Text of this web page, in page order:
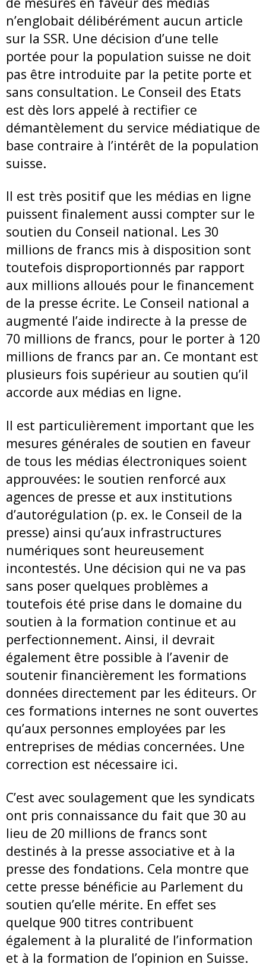
n’englobait délibérément aucun article
sur la SSR. Une décision d’une telle
portée pour la population suisse ne doit
pas être introduite par la petite porte et
sans consultation. Le Conseil des Etats
est dès lors appelé à rectifier ce
démantèlement du service médiatique de
base contraire à l’intérêt de la population
suisse.
Il est très positif que les médias en ligne
puissent finalement aussi compter sur le
soutien du Conseil national. Les 30
millions de francs mis à disposition sont
toutefois disproportionnés par rapport
aux millions alloués pour le financement
de la presse écrite. Le Conseil national a
augmenté l’aide indirecte à la presse de
70 millions de francs, pour le porter à 120
millions de francs par an. Ce montant est
plusieurs fois supérieur au soutien qu’il
accorde aux médias en ligne.
Il est particulièrement important que les
mesures générales de soutien en faveur
de tous les médias électroniques soient
approuvées: le soutien renforcé aux
agences de presse et aux institutions
d’autorégulation (p. ex. le Conseil de la
presse) ainsi qu’aux infrastructures
numériques sont heureusement
incontestés. Une décision qui ne va pas
sans poser quelques problèmes a
toutefois été prise dans le domaine du
soutien à la formation continue et au
perfectionnement. Ainsi, il devrait
également être possible à l’avenir de
soutenir financièrement les formations
données directement par les éditeurs. Or
ces formations internes ne sont ouvertes
qu’aux personnes employées par les
entreprises de médias concernées. Une
correction est nécessaire ici.
C’est avec soulagement que les syndicats
ont pris connaissance du fait que 30 au
lieu de 20 millions de francs sont
destinés à la presse associative et à la
presse des fondations. Cela montre que
cette presse bénéficie au Parlement du
soutien qu’elle mérite. En effet ses
quelque 900 titres contribuent
également à la pluralité de l’information
et à la formation de l’opinion en Suisse.